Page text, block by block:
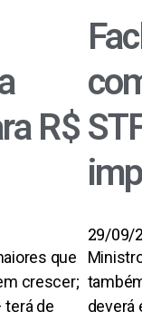
R$
que
crescer;
terá de
29/09/
deverá